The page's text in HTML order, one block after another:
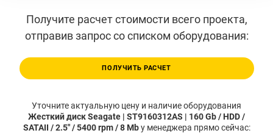
Получите расчет стоимости всего проекта,
отправив запрос со списком оборудования:
ПОЛУЧИТЬ РАСЧЕТ
Уточните актуальную цену и наличие оборудования
Жесткий диск Seagate | ST9160312AS | 160 Gb / HDD /
SATAII / 2.5" / 5400 rpm / 8 Mbу менеджера прямо сейчас: